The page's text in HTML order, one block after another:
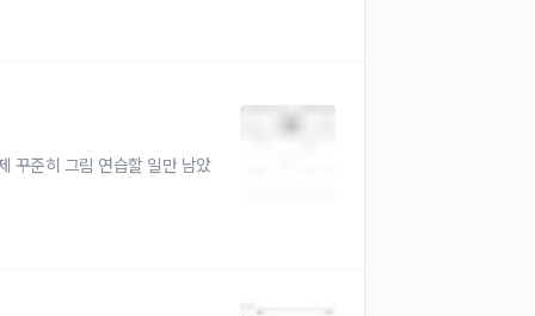
꾸준히 그림 연습할 일만 남았